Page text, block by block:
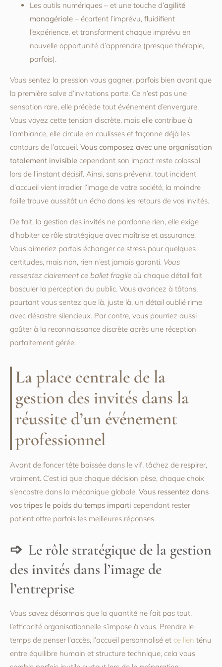
Les outils numériques – et une touche d’agilité
managériale – écartent l’imprévu, fluidifient
l’expérience, et transforment chaque imprévu en
nouvelle opportunité d’apprendre (presque thérapie,
parfois).
Vous sentez la pression vous gagner, parfois bien avant que
la première salve d’invitations parte. Ce n’est pas une
sensation rare, elle précède tout événement d’envergure.
Vous voyez cette tension discrète, mais elle contribue à
l’ambiance, elle circule en coulisses et façonne déjà les
contours de l’accueil. Vous composez avec une organisation
totalement invisible cependant son impact reste colossal
lors de l’instant décisif. Ainsi, sans prévenir, tout incident
d’accueil vient irradier l’image de votre société, la moindre
faille trouve aussitôt un écho dans les retours de vos invités.
De fait, la gestion des invités ne pardonne rien, elle exige
d’habiter ce rôle stratégique avec maîtrise et assurance.
Vous aimeriez parfois échanger ce stress pour quelques
certitudes, mais non, rien n’est jamais garanti. Vous
ressentez clairement ce ballet fragile où chaque détail fait
basculer la perception du public. Vous avancez à tâtons,
pourtant vous sentez que là, juste là, un détail oublié rime
avec désastre silencieux. Par contre, vous pourriez aussi
goûter à la reconnaissance discrète après une réception
parfaitement gérée.
La place centrale de la
gestion des invités dans la
réussite d’un événement
professionnel
Avant de foncer tête baissée dans le vif, tâchez de respirer,
vraiment. C’est ici que chaque décision pèse, chaque choix
s’encastre dans la mécanique globale. Vous ressentez dans
vos tripes le poids du temps imparti cependant rester
patient offre parfois les meilleures réponses.
Le rôle stratégique de la gestion
des invités dans l’image de
l’entreprise
Vous savez désormais que la quantité ne fait pas tout,
l’efficacité organisationnelle s’impose à vous. Prendre le
temps de penser l’accès, l’accueil personnalisé et ce lien ténu
entre équilibre humain et structure technique, cela vous